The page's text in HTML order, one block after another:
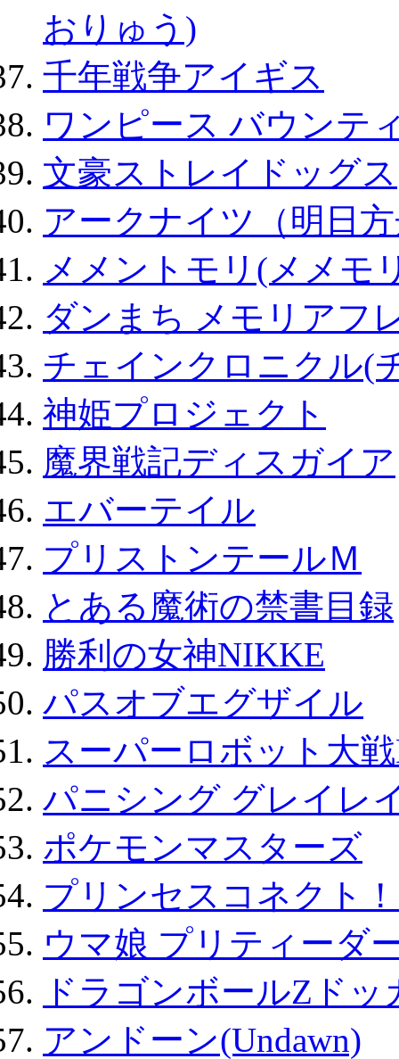
おりゅう)
千年戦争アイギス
ワンピース バウンテ
文豪ストレイドッグス
アークナイツ（明日
メメントモリ(メメモ
ダンまち メモリアフ
チェインクロニクル(
神姫プロジェクト
魔界戦記ディスガイア
エバーテイル
プリストンテールＭ
とある魔術の禁書目録
勝利の女神NIKKE
パスオブエグザイル
スーパーロボット大
パニシング グレイレ
ポケモンマスターズ
プリンセスコネクト
ウマ娘 プリティーダ
ドラゴンボールZド
アンドーン(Undawn)